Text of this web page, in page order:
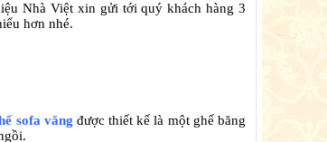
Nhà Việt xin gửi tới quý khách hàng 3
hơn nhé.
sofa văng được thiết kế là một ghế băng